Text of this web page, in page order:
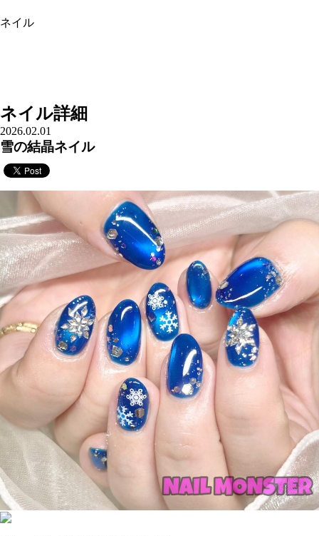
ネイル
ネイル詳細
2026.02.01
雪の結晶ネイル